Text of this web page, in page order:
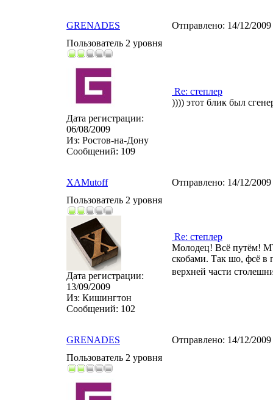
GRENADES Отправлено: 14/12/
Пользователь 2 уровня
Дата регистрации:
06/08/2009
Из: Ростов-на-Дону
Сообщений: 109
Re: степлер
)))) этот блик был
XAMutoff Отправлено: 14/12/
Пользователь 2 уровня
Дата регистрации:
13/09/2009
Из: Кишингтон
Сообщений: 102
Re: степлер
Молодец! Всё путём!
скобами. Так шо, фсё в
верхней части
GRENADES Отправлено: 14/12/
Пользователь 2 уровня